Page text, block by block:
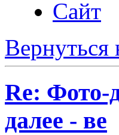
Сайт
Вернуться
Re: Фото-
далее - ве